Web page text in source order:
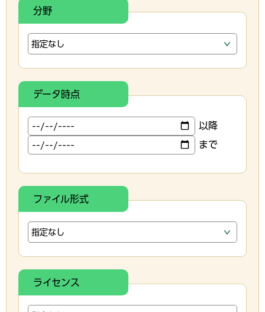
分野
データ時点
以降
まで
ファイル形式
ライセンス